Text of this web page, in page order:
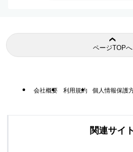
ページTOPへ